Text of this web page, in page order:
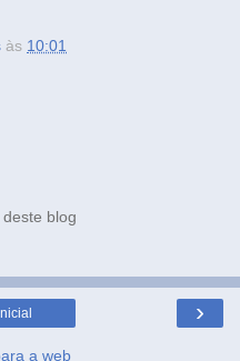
às 10:01
blog
›
a web